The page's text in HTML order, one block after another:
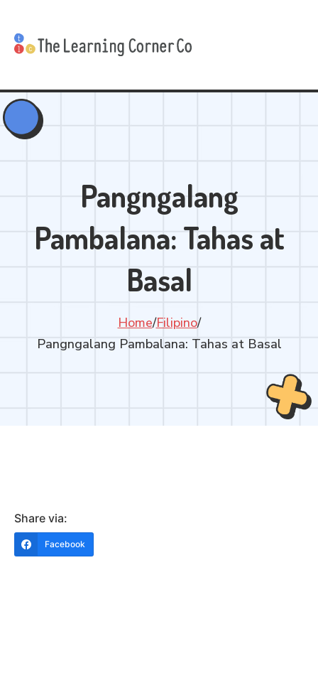
Pangngalang
Pambalana: Tahas at
Basal
Home/Filipino/
Pangngalang Pambalana: Tahas at Basal
Share via:
Facebook